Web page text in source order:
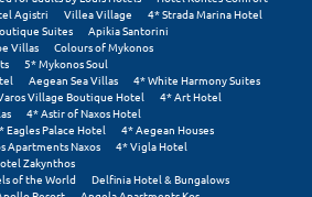
Agistri Villea Village
4* Strada Marina Hotel
Suites
Apikia Santorini
Villas
Colours of Mykonos
5* Mykonos Soul
Aegean Sea Villas
4* White Harmony Suites
Village Boutique Hotel
4* Art Hotel
4* Astir of Naxos Hotel
Eagles Palace Hotel
4* Aegean Houses
Apartments Naxos
4* Vigla Hotel
Zakynthos
of the World
Delfinia Hotel & Bungalows